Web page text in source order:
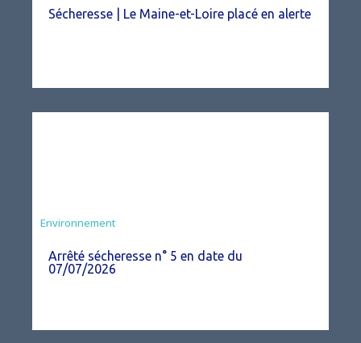
Sécheresse | Le Maine-et-Loire placé en alerte
Agriculture
Environnement
Arrêté sécheresse n° 5 en date du
07/07/2026